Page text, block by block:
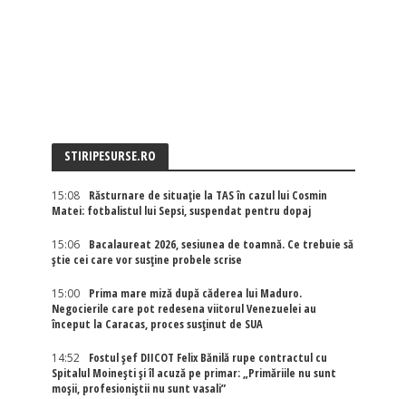
STIRIPESURSE.RO
15:08
Răsturnare de situație la TAS în cazul lui Cosmin
Matei: fotbalistul lui Sepsi, suspendat pentru dopaj
15:06
Bacalaureat 2026, sesiunea de toamnă. Ce trebuie să
știe cei care vor susține probele scrise
15:00
Prima mare miză după căderea lui Maduro.
Negocierile care pot redesena viitorul Venezuelei au
început la Caracas, proces susținut de SUA
14:52
Fostul șef DIICOT Felix Bănilă rupe contractul cu
Spitalul Moinești și îl acuză pe primar: „Primăriile nu sunt
moșii, profesioniștii nu sunt vasali”